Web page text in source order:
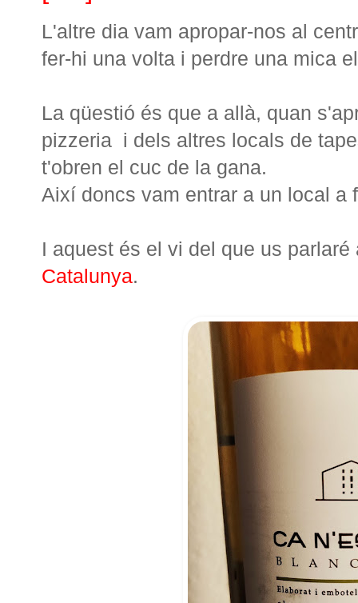
L'altre dia vam apropar-nos al
fer-hi una volta i perdre una mica
La qüestió és que a allà, quan
pizzeria i dels altres locals de
t'obren el cuc de la gana.
Així doncs vam entrar a un local a
I aquest és el vi del que us
Catalunya.